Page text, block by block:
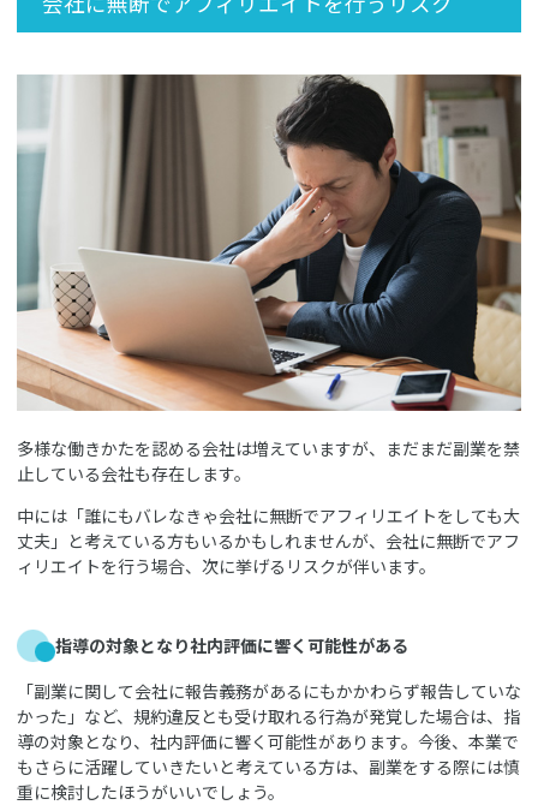
多様な働きかたを認める会社は増えていますが、まだまだ副業を禁
止している会社も存在します。
中には「誰にもバレなきゃ会社に無断でアフィリエイトをしても大
丈夫」と考えている方もいるかもしれませんが、会社に無断でアフ
ィリエイトを行う場合、次に挙げるリスクが伴います。
指導の対象となり社内評価に響く可能性がある
「副業に関して会社に報告義務があるにもかかわらず報告していな
かった」など、規約違反とも受け取れる行為が発覚した場合は、指
導の対象となり、社内評価に響く可能性があります。今後、本業で
もさらに活躍していきたいと考えている方は、副業をする際には慎
重に検討したほうがいいでしょう。